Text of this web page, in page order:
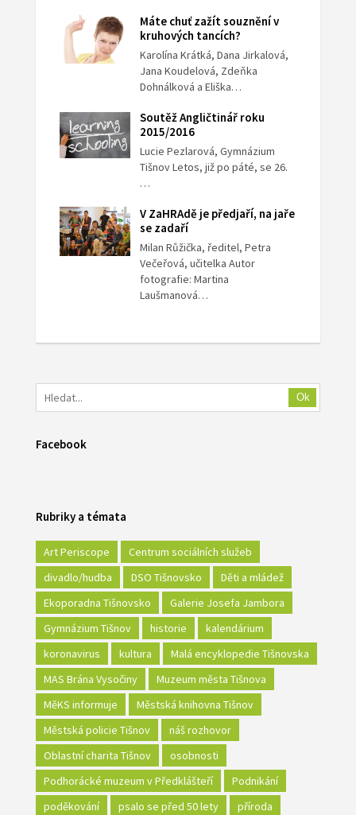
Máte chuť zažít souznění v
kruhových tancích?
Karolína Krátká, Dana Jirkalová,
Jana Koudelová, Zdeňka
Dohnálková a Eliška…
Soutěž Angličtinář roku
2015/2016
Lucie Pezlarová, Gymnázium
Tišnov Letos, již po páté, se 26.
…
V ZaHRAdě je předjaří, na jaře
se zadaří
Milan Růžička, ředitel, Petra
Večeřová, učitelka Autor
fotografie: Martina
Laušmanová…
Ok
Facebook
Rubriky a témata
Art Periscope
Centrum sociálních služeb
divadlo/hudba
DSO Tišnovsko
Děti a mládež
Ekoporadna Tišnovsko
Galerie Josefa Jambora
Gymnázium Tišnov
historie
kalendárium
koronavirus
kultura
Malá encyklopedie Tišnovska
MAS Brána Vysočiny
Muzeum města Tišnova
MěKS informuje
Městská knihovna Tišnov
Městská policie Tišnov
náš rozhovor
Oblastní charita Tišnov
osobnosti
Podhorácké muzeum v Předklášteří
Podnikání
poděkování
psalo se před 50 lety
příroda